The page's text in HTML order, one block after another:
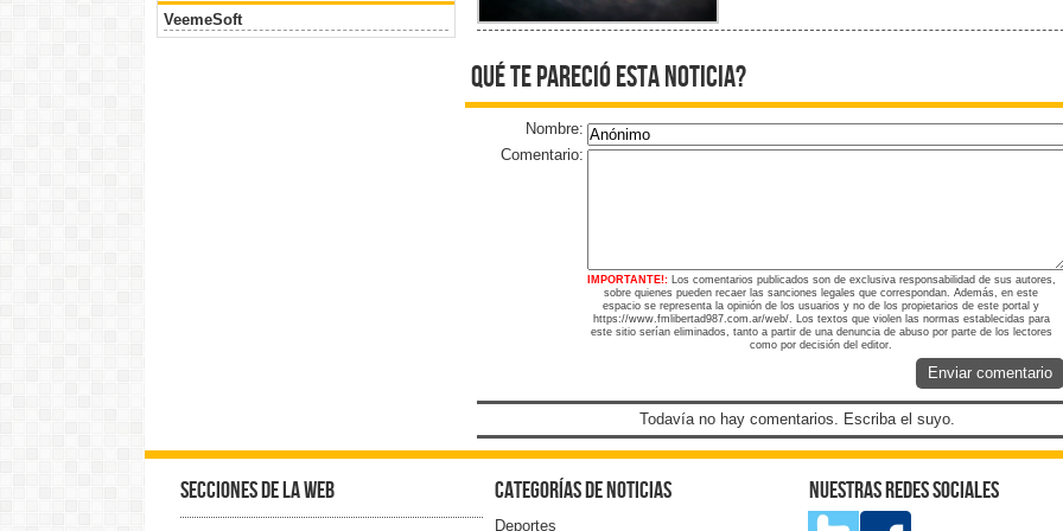
VeemeSoft
qué te pareció esta noticia?
Nombre:
Comentario:
IMPORTANTE!: Los comentarios publicados son de exclusiva responsabilidad de sus autores,
sobre quienes pueden recaer las sanciones legales que correspondan. Además, en este
espacio se representa la opinión de los usuarios y no de los propietarios de este portal y
https://www.fmlibertad987.com.ar/web/. Los textos que violen las normas establecidas para
este sitio serían eliminados, tanto a partir de una denuncia de abuso por parte de los lectores
como por decisión del editor.
Enviar comentario
Todavía no hay comentarios. Escriba el suyo.
Secciones de la web Categorías de noticias
Deportes
Nuestras redes sociales